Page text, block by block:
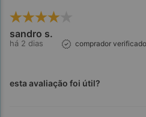
sandro s.
há 2 dias comprador verificado
esta avaliação foi útil?